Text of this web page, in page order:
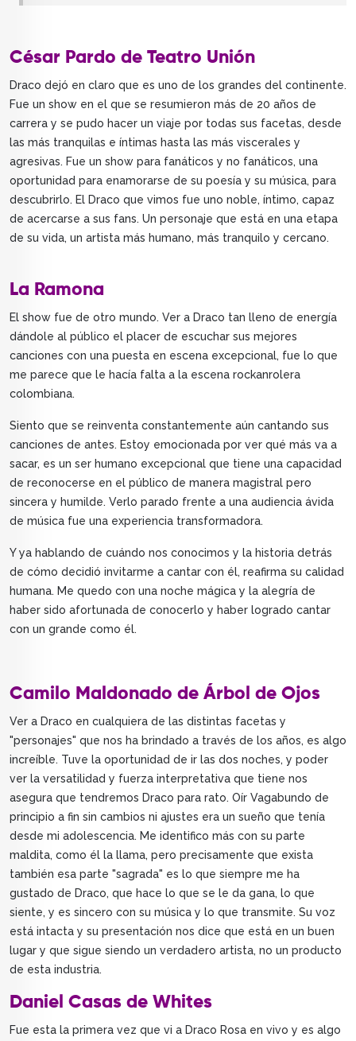
César Pardo de Teatro Unión
Draco dejó en claro que es uno de los grandes del continente.
Fue un show en el que se resumieron más de 20 años de
carrera y se pudo hacer un viaje por todas sus facetas, desde
las más tranquilas e íntimas hasta las más viscerales y
agresivas. Fue un show para fanáticos y no fanáticos, una
oportunidad para enamorarse de su poesía y su música, para
descubrirlo. El Draco que vimos fue uno noble, íntimo, capaz
de acercarse a sus fans. Un personaje que está en una etapa
de su vida, un artista más humano, más tranquilo y cercano.
La Ramona
El show fue de otro mundo. Ver a Draco tan lleno de energía
dándole al público el placer de escuchar sus mejores
canciones con una puesta en escena excepcional, fue lo que
me parece que le hacía falta a la escena rockanrolera
colombiana.
Siento que se reinventa constantemente aún cantando sus
canciones de antes. Estoy emocionada por ver qué más va a
sacar, es un ser humano excepcional que tiene una capacidad
de reconocerse en el público de manera magistral pero
sincera y humilde. Verlo parado frente a una audiencia ávida
de música fue una experiencia transformadora.
Y ya hablando de cuándo nos conocimos y la historia detrás
de cómo decidió invitarme a cantar con él, reafirma su calidad
humana. Me quedo con una noche mágica y la alegría de
haber sido afortunada de conocerlo y haber logrado cantar
con un grande como él.
Camilo Maldonado de Árbol de Ojos
Ver a Draco en cualquiera de las distintas facetas y
"personajes" que nos ha brindado a través de los años, es algo
increíble. Tuve la oportunidad de ir las dos noches, y poder
ver la versatilidad y fuerza interpretativa que tiene nos
asegura que tendremos Draco para rato. Oír Vagabundo de
principio a fin sin cambios ni ajustes era un sueño que tenía
desde mi adolescencia. Me identifico más con su parte
maldita, como él la llama, pero precisamente que exista
también esa parte "sagrada" es lo que siempre me ha
gustado de Draco, que hace lo que se le da gana, lo que
siente, y es sincero con su música y lo que transmite. Su voz
está intacta y su presentación nos dice que está en un buen
lugar y que sigue siendo un verdadero artista, no un producto
de esta industria.
Daniel Casas de Whites
Fue esta la primera vez que vi a Draco Rosa en vivo y es algo